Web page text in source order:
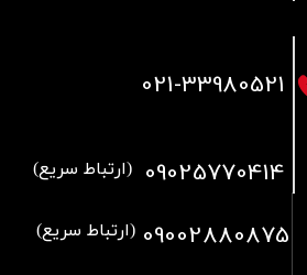
021-33980521
09025770414 (ارتباط سریع)
09002880875 (ارتباط سریع)